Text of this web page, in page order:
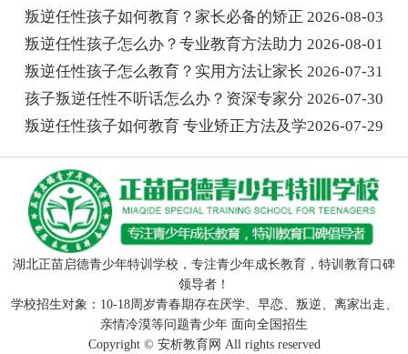
叛逆任性孩子如何教育？家长必备的矫正 2026-08-03
叛逆任性孩子怎么办？专业教育方法助力 2026-08-01
叛逆任性孩子怎么教育？实用方法让家长 2026-07-31
孩子叛逆任性不听话怎么办？资深专家分 2026-07-30
叛逆任性孩子如何教育 专业矫正方法及学2026-07-29
湖北正苗启德青少年特训学校，专注青少年成长教育，特训教育口碑
领导者！
学校招生对象：10-18周岁青春期存在厌学、早恋、叛逆、离家出走、
亲情冷漠等问题青少年 面向全国招生
Copyright © 安析教育网 All rights reserved